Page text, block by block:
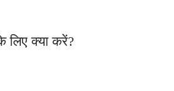
लिए क्या करें?